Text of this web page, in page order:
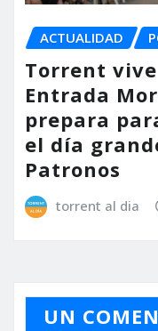
ACTUALIDAD
Torrent
Entrada
prepara
el día
Patronos
torrent al dia
UN